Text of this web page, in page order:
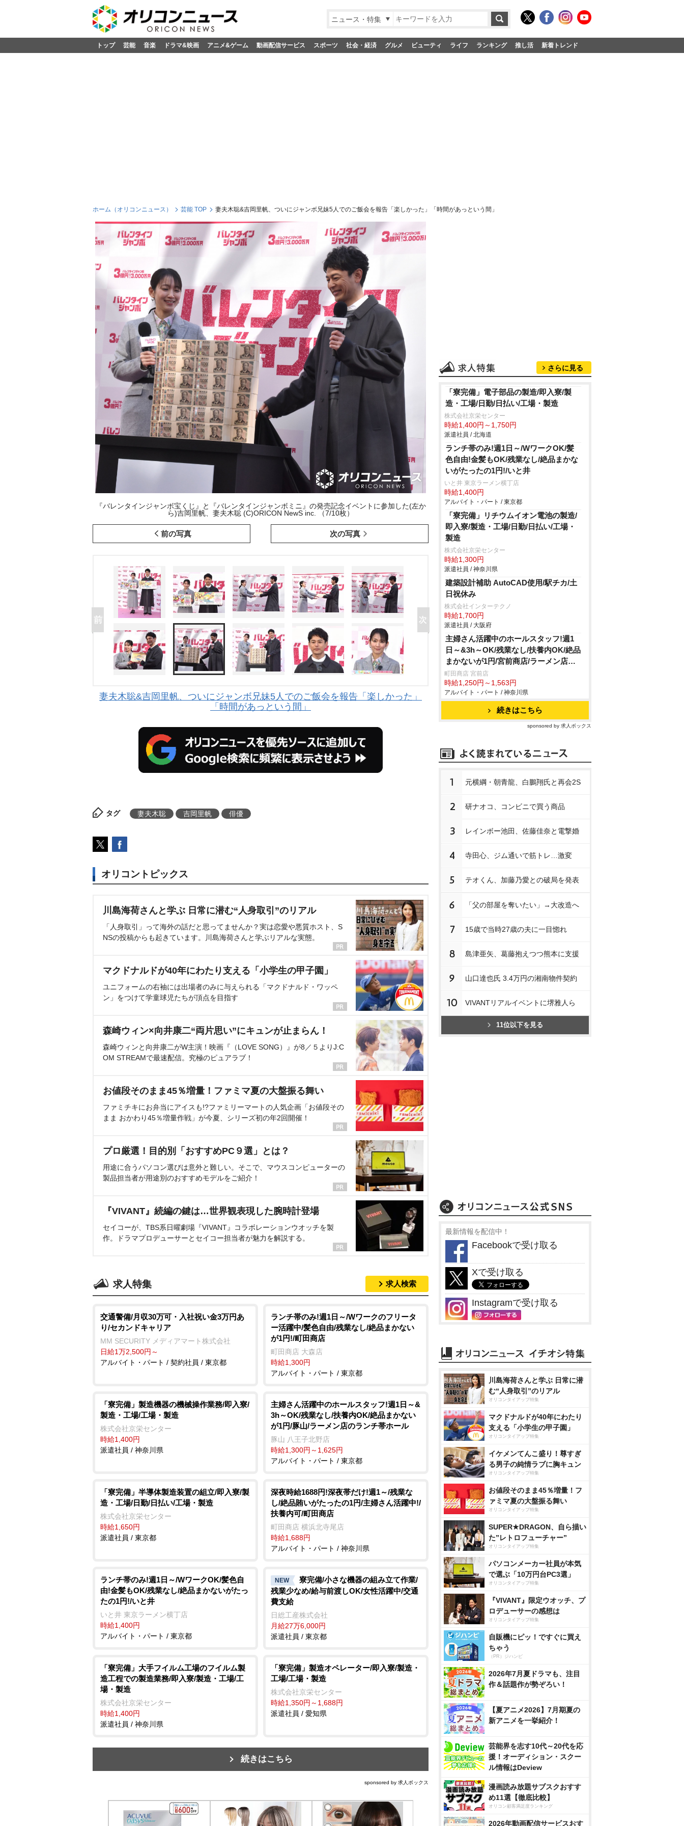
ニュース・特集
トップ 芸能 音楽 ドラマ&映画 アニメ&ゲーム 動画配信サービス スポーツ 社会・経済 グルメ ビューティ ライフ ランキング 推し活 新着トレンド
ホーム（オリコンニュース） 芸能 TOP 妻夫木聡&吉岡里帆、ついにジャンボ兄妹5人でのご飯会を報告「楽しかった」「時間があっという間」
『バレンタインジャンボ宝くじ』と『バレンタインジャンボミニ』の発売記念イベントに参加した(左か
ら)吉岡里帆、妻夫木聡 (C)ORICON NewS inc. （7/10枚）
前の写真 次の写真
妻夫木聡&吉岡里帆、ついにジャンボ兄妹5人でのご飯会を報告「楽しかった」
「時間があっという間」
タグ 妻夫木聡 吉岡里帆 俳優
オリコントピックス
川島海荷さんと学ぶ 日常に潜む“人身取引”のリアル
「人身取引」って海外の話だと思ってませんか？実は恋愛や悪質ホスト、S
NSの投稿からも起きています。川島海荷さんと学ぶリアルな実態。
マクドナルドが40年にわたり支える「小学生の甲子園」
ユニフォームの右袖には出場者のみに与えられる「マクドナルド・ワッペ
ン」をつけて学童球児たちが頂点を目指す
森崎ウィン×向井康二“両片思い”にキュンが止まらん！
森崎ウィンと向井康二がW主演！映画『（LOVE SONG）』が8／５よりJ:C
OM STREAMで最速配信。究極のピュアラブ！
お値段そのまま45％増量！ファミマ夏の大盤振る舞い
ファミチキにお弁当にアイスも!?ファミリーマートの人気企画「お値段その
まま おかわり45％増量作戦」が今夏、シリーズ初の年2回開催！
プロ厳選！目的別「おすすめPC９選」とは？
用途に合うパソコン選びは意外と難しい。そこで、マウスコンピューターの
製品担当者が用途別のおすすめモデルをご紹介！
『VIVANT』続編の鍵は…世界観表現した腕時計登場
セイコーが、TBS系日曜劇場『VIVANT』コラボレーションウオッチを製
作。ドラマプロデューサーとセイコー担当者が魅力を解説する。
求人特集 求人検索
交通警備/月収30万可・入社祝い金3万円あ
り/セカンドキャリア
MM SECURITY メディアマート株式会社
日給1万2,500円～
アルバイト・パート / 契約社員 / 東京都
ランチ帯のみ!週1日～/Wワークのフリータ
ー活躍中/髪色自由/残業なし/絶品まかない
が1円!/町田商店
町田商店 大森店
時給1,300円
アルバイト・パート / 東京都
「寮完備」製造機器の機械操作業務/即入寮/
製造・工場/工場・製造
株式会社京栄センター
時給1,400円
派遣社員 / 神奈川県
主婦さん活躍中のホールスタッフ!週1日～&
3h～OK/残業なし/扶養内OK/絶品まかない
が1円/豚山/ラーメン店のランチ帯ホール
豚山 八王子北野店
時給1,300円～1,625円
アルバイト・パート / 東京都
「寮完備」半導体製造装置の組立/即入寮/製
造・工場/日勤/日払い/工場・製造
株式会社京栄センター
時給1,650円
派遣社員 / 東京都
深夜時給1688円!深夜帯だけ!週1～/残業な
し/絶品賄いがたったの1円/主婦さん活躍中!/
扶養内可/町田商店
町田商店 横浜北寺尾店
時給1,688円
アルバイト・パート / 神奈川県
ランチ帯のみ!週1日～/WワークOK/髪色自
由!金髪もOK/残業なし/絶品まかないがたっ
たの1円!/いと井
いと井 東京ラーメン横丁店
時給1,400円
アルバイト・パート / 東京都
NEW
寮完備/小さな機器の組み立て作業/
残業少なめ/給与前渡しOK/女性活躍中/交通
費支給
日総工産株式会社
月給27万6,000円
派遣社員 / 東京都
「寮完備」大手フイルム工場のフイルム製
造工程での製造業務/即入寮/製造・工場/工
場・製造
株式会社京栄センター
時給1,400円
派遣社員 / 神奈川県
「寮完備」製造オペレーター/即入寮/製造・
工場/工場・製造
株式会社京栄センター
時給1,350円～1,688円
派遣社員 / 愛知県
続きはこちら
sponsored by 求人ボックス
さらに見る
「寮完備」電子部品の製造/即入寮/製
造・工場/日勤/日払い/工場・製造
株式会社京栄センター
時給1,400円～1,750円
派遣社員 / 北海道
ランチ帯のみ!週1日～/WワークOK/髪
色自由!金髪もOK/残業なし/絶品まかな
いがたったの1円!/いと井
いと井 東京ラーメン横丁店
時給1,400円
アルバイト・パート / 東京都
「寮完備」リチウムイオン電池の製造/
即入寮/製造・工場/日勤/日払い/工場・
製造
株式会社京栄センター
時給1,300円
派遣社員 / 神奈川県
建築設計補助 AutoCAD使用/駅チカ/土
日祝休み
株式会社インターテクノ
時給1,700円
派遣社員 / 大阪府
主婦さん活躍中のホールスタッフ!週1
日～&3h～OK/残業なし/扶養内OK/絶品
まかないが1円/宮前商店/ラーメン店の
ホール
町田商店 宮前店
時給1,250円～1,563円
アルバイト・パート / 神奈川県
続きはこちら
sponsored by 求人ボックス
1 元横綱・朝青龍、白鵬翔氏と再会2S
2 研ナオコ、コンビニで買う商品
3 レインボー池田、佐藤佳奈と電撃婚
4 寺田心、ジム通いで筋トレ…激変
5 テオくん、加藤乃愛との破局を発表
6 「父の部屋を奪いたい」→大改造へ
7 15歳で当時27歳の夫に一目惚れ
8 島津亜矢、葛藤抱えつつ熊本に支援
9 山口達也氏 3.4万円の湘南物件契約
10 VIVANTリアルイベントに堺雅人ら
11位以下を見る
最新情報を配信中！
Facebookで受け取る
Xで受け取る
Instagramで受け取る
川島海荷さんと学ぶ 日常に潜
む“人身取引”のリアル
オリコンタイアップ特集
マクドナルドが40年にわたり
支える「小学生の甲子園」
オリコンタイアップ特集
イケメンてんこ盛り！尊すぎ
る男子の純情ラブに胸キュン
オリコンタイアップ特集
お値段そのまま45％増量！フ
ァミマ夏の大盤振る舞い
オリコンタイアップ特集
SUPER★DRAGON、自ら描い
た”レトロフューチャー”
オリコンタイアップ特集
パソコンメーカー社員が本気
で選ぶ「10万円台PC3選」
オリコンタイアップ特集
『VIVANT』限定ウオッチ、プ
ロデューサーの感想は
オリコンタイアップ特集
自販機にピッ！ですぐに買え
ちゃう
（PR）ジハンピ
2026年7月夏ドラマも、注目
作＆話題作が勢ぞろい！
【夏アニメ2026】7月期夏の
新アニメを一挙紹介！
芸能界を志す10代～20代を応
援！オーディション・スクー
ル情報はDeview
漫画読み放題サブスクおすす
め11選【徹底比較】
オリコン顧客満足度ランキング
2026年動画配信サービスおす